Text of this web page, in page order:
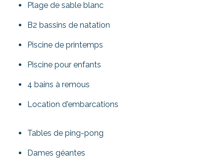
Plage de sable blanc
B2 bassins de natation
Piscine de printemps
Piscine pour enfants
4 bains à remous
Location d'embarcations
Tables de ping-pong
Dames géantes